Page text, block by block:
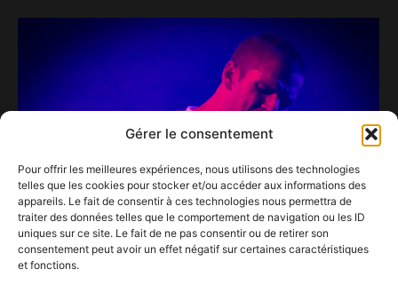
Gérer le consentement
Pour offrir les meilleures expériences, nous utilisons des technologies
telles que les cookies pour stocker et/ou accéder aux informations des
appareils. Le fait de consentir à ces technologies nous permettra de
traiter des données telles que le comportement de navigation ou les ID
uniques sur ce site. Le fait de ne pas consentir ou de retirer son
consentement peut avoir un effet négatif sur certaines caractéristiques
et fonctions.